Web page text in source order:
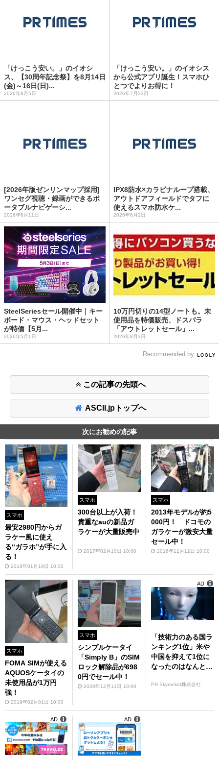
「けっこう安い。」のイオシ
ス、【30周年記念祭】を8月14日
(金)～16日(日)...
2026年8月5日
「けっこう安い。」のイオシス
から公式アプリ誕生！スマホひ
とつでよりお得に！
2026年7月23日
[2026年版ゼンリンマップ採用]
ワンセグ視聴・録画ができるポ
ータブルナビゲーシ...
2026年6月11日
IPX8防水×カラビナループ搭載、
アウトドアフィールドでタフに
使えるスマホ防水ケ...
2026年6月2日
SteelSeriesセール開催中｜キー
ボード・マウス・ヘッドセット
が特価【5月...
2026年5月1日
10万円切りの14型ノートも。未
使用品を特価販売、ドスパラ
「アウトレットセール」...
2026年8月3日
Recommended by
この記事の先頭へ
ASCII.jpトップへ
次にお勧めの記事
スマホ
最安2980円からガ
ラケー風に使え
る“ガラホ”が手に入
る！
2018年01月19日 10:00
スマホ
300台以上が入荷！
貴重なauの新品ガ
ラケーが大量販売中
2017年02月10日 10:00
スマホ
2013年モデルが約5
000円！ ドコモの
ガラケーが激安大量
セール中！
2016年11月12日 10:00
スマホ
FOMA SIMが使える
AQUOSケータイの
未使用品が1万円
強！
2019年02月01日 10:00
スマホ
シンプルケータイ
「Simply B」のSIM
ロック解除品が698
0円でセール中！
2020年12月11日 10:00
「技術力のある国ラ
ンキング1位」米や
中国を抑えて1位に
なったのはなんと…
PR Skyrocket株式会社
AD
AD AD